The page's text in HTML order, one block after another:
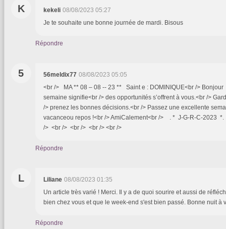
K kekeli 08/08/2023 05:27
Je te souhaite une bonne journée de mardi. Bisous
Répondre
5 56meldix77 08/08/2023 05:05
<br /> MA ** 08 – 08 -- 23 ** Saint e : DOMINIQUE<br />
semaine signifie<br /> des opportunités s’offrent à vous.<br />
/> prenez les bonnes décisions.<br /> Passez une excellente
vacanceou repos !<br /> AmiCalement<br /> . * J-G-R-C-2023
/> <br /> <br /> <br /> <br />
Répondre
L Liliane 08/08/2023 01:35
Un article très varié ! Merci. Il y a de quoi sourire et aussi de
bien chez vous et que le week-end s'est bien passé. Bonne nuit à
Répondre